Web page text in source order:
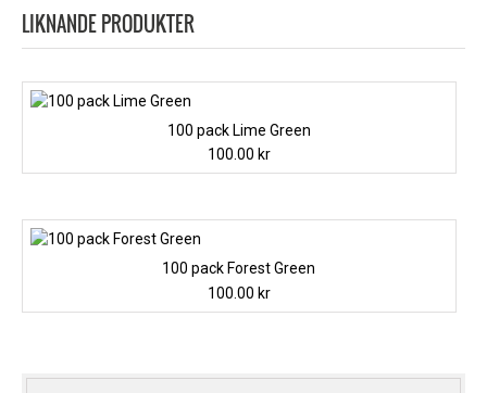
LIKNANDE PRODUKTER
100 pack Lime Green
100.00 kr
100 pack Forest Green
100.00 kr